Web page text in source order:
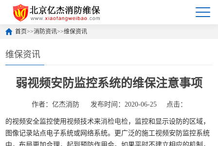
首页>>消防资讯>>维保资讯
维保资讯
弱视频安防监控系统的维保注意事项
作者：亿杰消防 发布时间：2020-06-25 点击：
的视频安全监控使用视频技术来消检电检，监控和显示设防的区域，
图像记录站点电子系统或网络系统。更广泛的施工视频安防监控系统